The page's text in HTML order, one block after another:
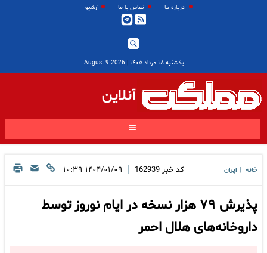
درباره ما تماس با ما آرشیو
یکشنبه ۱۸ مرداد ۱۴۰۵ |
2026 August 9
آنلاین
خانه ایران کد خبر 162939
| ۱۴۰۴/۰۱/۰۹ ۱۰:۳۹
پذیرش ۷۹ هزار نسخه در ایام نوروز توسط
داروخانه‌های هلال احمر